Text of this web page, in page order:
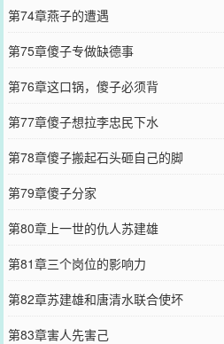
第74章燕子的遭遇
第75章傻子专做缺德事
第76章这口锅，傻子必须背
第77章傻子想拉李忠民下水
第78章傻子搬起石头砸自己的脚
第79章傻子分家
第80章上一世的仇人苏建雄
第81章三个岗位的影响力
第82章苏建雄和唐清水联合使坏
第83章害人先害己